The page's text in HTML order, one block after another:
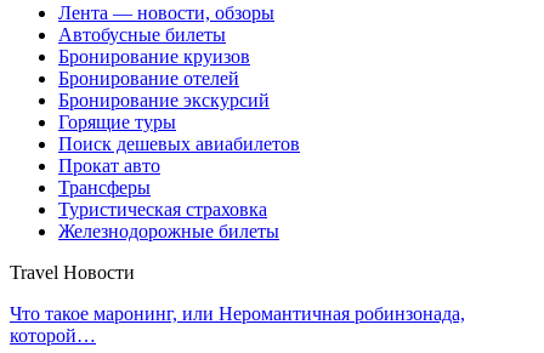
Лента — новости, обзоры
Автобусные билеты
Бронирование круизов
Бронирование отелей
Бронирование экскурсий
Горящие туры
Поиск дешевых авиабилетов
Прокат авто
Трансферы
Туристическая страховка
Железнодорожные билеты
Travel Новости
Что такое маронинг, или Неромантичная робинзонада,
которой…